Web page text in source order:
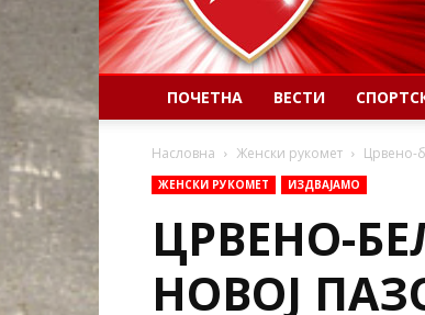
ПОЧЕТНА ВЕСТИ
Насловна Женски рукомет Црвено-
ЖЕНСКИ РУКОМЕТ ИЗДВАЈАМО
ЦРВЕНО-
НОВОЈ